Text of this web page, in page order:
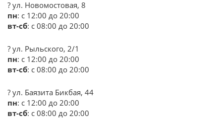
? ул. Новомостовая, 8
пн: с 12:00 до 20:00
вт-сб: с 08:00 до 20:00
? ул. Рыльского, 2/1
пн: с 12:00 до 20:00
вт-сб: с 08:00 до 20:00
? ул. Баязита Бикбая, 44
пн: с 12:00 до 20:00
вт-сб: с 08:00 до 20:00